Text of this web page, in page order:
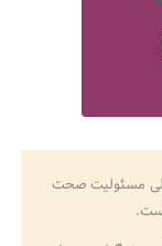
ولی مسئولیت صحت